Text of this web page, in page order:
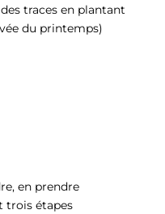
traces en plantant
du printemps)
en prendre
trois étapes